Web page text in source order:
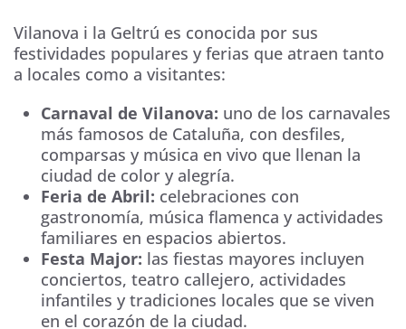
Vilanova i la Geltrú es conocida por sus
festividades populares y ferias que atraen tanto
a locales como a visitantes:
Carnaval de Vilanova: uno de los carnavales
más famosos de Cataluña, con desfiles,
comparsas y música en vivo que llenan la
ciudad de color y alegría.
Feria de Abril: celebraciones con
gastronomía, música flamenca y actividades
familiares en espacios abiertos.
Festa Major: las fiestas mayores incluyen
conciertos, teatro callejero, actividades
infantiles y tradiciones locales que se viven
en el corazón de la ciudad.